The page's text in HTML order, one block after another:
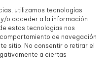
utilizamos tecnologías
o acceder a la información
estas tecnologías nos
de navegación
sitio. No consentir o retirar el
a ciertas